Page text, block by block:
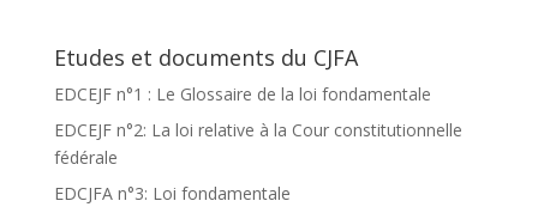
Etudes et documents du CJFA
EDCEJF n°1 : Le Glossaire de la loi fondamentale
EDCEJF n°2: La loi relative à la Cour constitutionnelle
fédérale
EDCJFA n°3: Loi fondamentale